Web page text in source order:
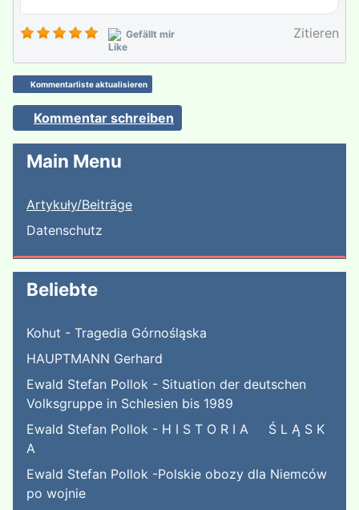
Main Menu
Artykuły/Beiträge
Datenschutz
Beliebte
Kohut - Tragedia Górnośląska
HAUPTMANN Gerhard
Ewald Stefan Pollok - Situation der deutschen
Volksgruppe in Schlesien bis 1989
Ewald Stefan Pollok - H I S T O R I A Ś L Ą S K
A
Ewald Stefan Pollok -Polskie obozy dla Niemców
po wojnie
Gefällt mir Zitieren
Kommentarliste aktualisieren
Kommentar schreiben